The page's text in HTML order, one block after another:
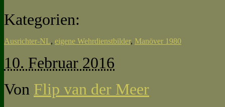
Kategorien:
Ausrichter-NL, eigene Wehrdienstbilder, Manöver 1980
10. Februar 2016
Von Flip van der Meer